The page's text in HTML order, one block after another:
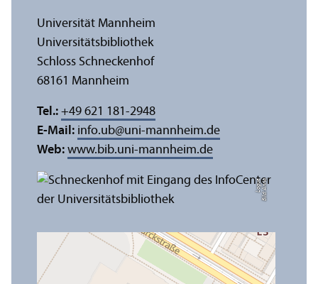
Bil
d:
A
n
n
a
L
o
g
u
e
Universität Mannheim
Universitäts­bibliothek
Schloss Schneckenhof
68161 Mannheim
Tel.: +49 621 181-2948
E-Mail: info.ub@uni-mannheim.de
Web: www.bib.uni-mannheim.de